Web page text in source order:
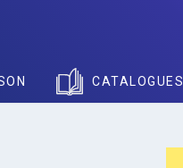
CATALOGUES